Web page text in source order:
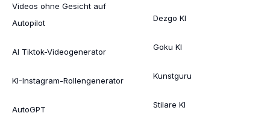
Videos ohne Gesicht auf
Autopilot
AI Tiktok-Videogenerator
KI-Instagram-Rollengenerator
AutoGPT
Dezgo KI
Goku KI
Kunstguru
Stilare KI